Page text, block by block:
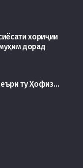
хориҷии
дорад
ту Ҳофиз…